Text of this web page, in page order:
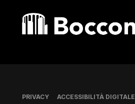
Bocconi shop
Piè di pagina
PRIVACY ACCESSIBILITÀ DIGITALE